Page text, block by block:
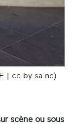
| cc-by-sa-nc)
scène ou sous